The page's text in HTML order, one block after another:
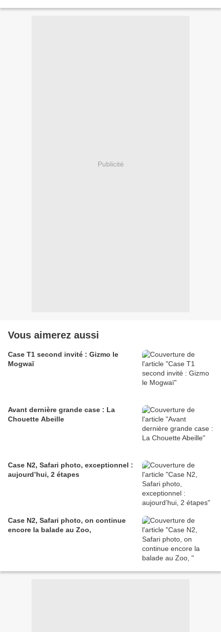
Publicité
Vous aimerez aussi
Case T1 second invité : Gizmo le
Mogwaï
Avant dernière grande case : La
Chouette Abeille
Case N2, Safari photo, exceptionnel :
aujourd’hui, 2 étapes
Case N2, Safari photo, on continue
encore la balade au Zoo,